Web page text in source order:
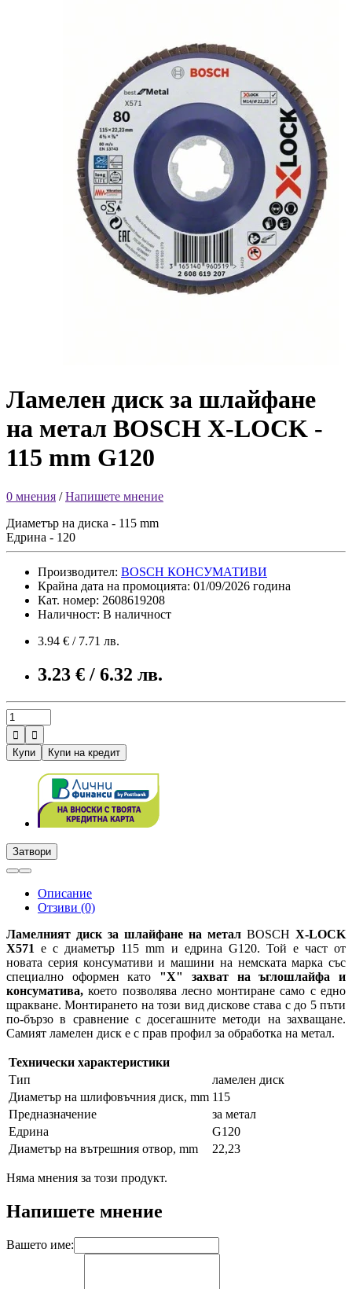
Ламелен диск за шлайфане
на метал BOSCH X-LOCK -
115 mm G120
0 мнения /Напишете мнение
Диаметър на диска - 115 mm
Едрина - 120
Производител: BOSCH КОНСУМАТИВИ
Крайна дата на промоцията: 01/09/2026 година
Кат. номер: 2608619208
Наличност: В наличност
3.94 € / 7.71 лв.
3.23 € / 6.32 лв.


Купи
Купи на кредит
Затвори
Описание
Отзиви (0)
Ламелният диск за шлайфане на метал BOSCH X-LOCK
X571 е с диаметър 115 mm и едрина G120. Той е част от
новата серия консумативи и машини на немската марка със
специално оформен като "X" захват на ъглошлайфа и
консуматива, което позволява лесно монтиране само с едно
щракване. Монтирането на този вид дискове става с до 5 пъти
по-бързо в сравнение с досегашните методи на захващане.
Самият ламелен диск е с прав профил за обработка на метал.
Технически характеристики
Тип
ламелен диск
Диаметър на шлифовъчния диск, mm 115
Предназначение
за метал
Едрина
G120
Диаметър на вътрешния отвор, mm
22,23
Няма мнения за този продукт.
Напишете мнение
Вашето име: